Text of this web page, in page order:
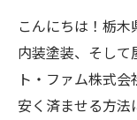
こんにちは！栃
内装塗装、そして
ト・ファム株式
安く済ませる方法